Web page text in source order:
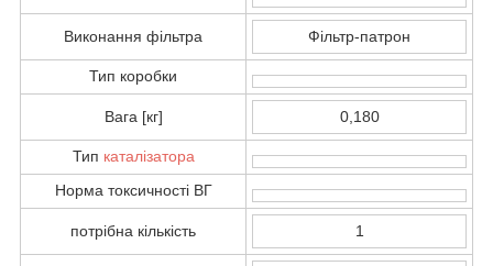
Виконання фільтра Фільтр-патрон
Тип коробки
Вага [кг] 0,180
Тип каталізатора
Норма токсичності ВГ
потрібна кількість 1